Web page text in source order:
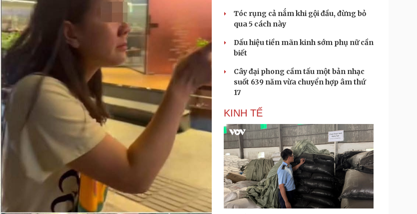
Tóc rụng cả nắm khi gội đầu, đừng bỏ
qua 5 cách này
Dấu hiệu tiền mãn kinh sớm phụ nữ cần
biết
Cây đại phong cầm tấu một bản nhạc
suốt 639 năm vừa chuyển hợp âm thứ
17
KINH TẾ